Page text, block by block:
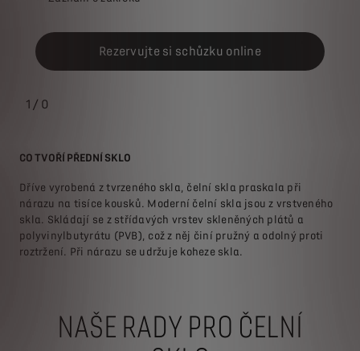
Rezervujte si schůzku online
1 / 0
CO TVOŘÍ PŘEDNÍ SKLO
Dříve vyrobená z tvrzeného skla, čelní skla praskala při
nárazu na tisíce kousků. Moderní čelní skla jsou z vrstveného
skla. Skládají se z střídavých vrstev skleněných plátů a
polyvinylbutyrátu (PVB), což z něj činí pružný a odolný proti
roztržení. Při nárazu se udržuje koheze skla.
NAŠE RADY PRO ČELNÍ